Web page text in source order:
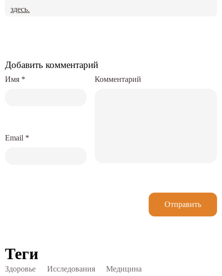
здесь.
Добавить комментарий
Комментарий
Имя *
Email *
Отправить
Теги
Здоровье Исследования Медицина